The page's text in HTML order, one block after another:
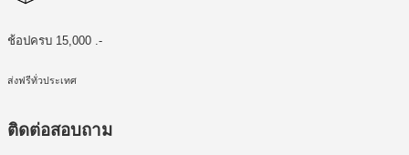
ช้อปครบ 15,000 .-
ส่งฟรีทั่วประเทศ
ติดต่อสอบถาม